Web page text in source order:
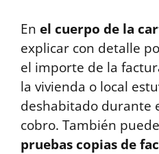
En el cuerpo de la
explicar con detalle
el importe de la
la vivienda o local
deshabitado durante
cobro. También
pruebas copias de